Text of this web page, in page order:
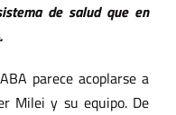
de salud que en
parece acoplarse a
Milei y su equipo. De